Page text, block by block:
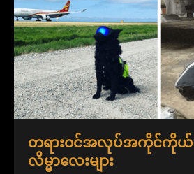
တရားဝင်အလုပ်အကိုင်ကိုယ်
လိမ္မာလေးများ